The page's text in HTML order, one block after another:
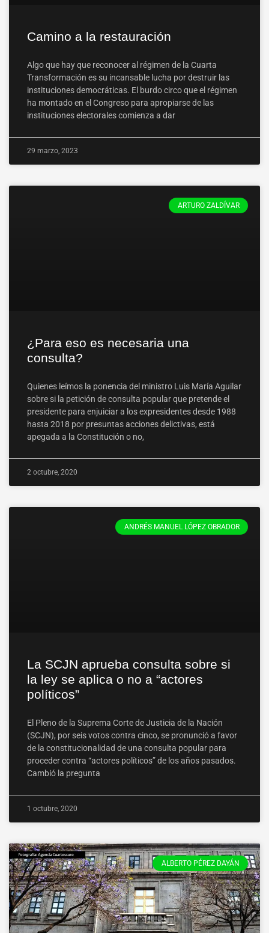
Camino a la restauración
Algo que hay que reconocer al régimen de la Cuarta
Transformación es su incansable lucha por destruir las
instituciones democráticas. El burdo circo que el régimen
ha montado en el Congreso para apropiarse de las
instituciones electorales comienza a dar
29 marzo, 2023
ARTURO ZALDÍVAR
¿Para eso es necesaria una
consulta?
Quienes leímos la ponencia del ministro Luis María Aguilar
sobre si la petición de consulta popular que pretende el
presidente para enjuiciar a los expresidentes desde 1988
hasta 2018 por presuntas acciones delictivas, está
apegada a la Constitución o no,
2 octubre, 2020
ANDRÉS MANUEL LÓPEZ OBRADOR
La SCJN aprueba consulta sobre si
la ley se aplica o no a “actores
políticos”
El Pleno de la Suprema Corte de Justicia de la Nación
(SCJN), por seis votos contra cinco, se pronunció a favor
de la constitucionalidad de una consulta popular para
proceder contra “actores políticos” de los años pasados.
Cambió la pregunta
1 octubre, 2020
ALBERTO PÉREZ DAYÁN